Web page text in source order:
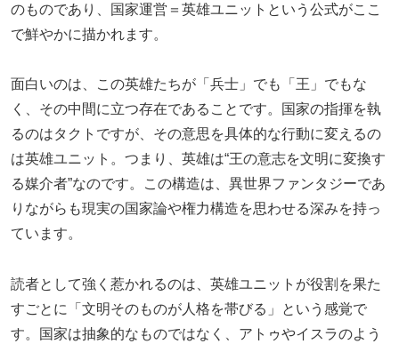
のものであり、国家運営＝英雄ユニットという公式がここ
で鮮やかに描かれます。
面白いのは、この英雄たちが「兵士」でも「王」でもな
く、その中間に立つ存在であることです。国家の指揮を執
るのはタクトですが、その意思を具体的な行動に変えるの
は英雄ユニット。つまり、英雄は“王の意志を文明に変換す
る媒介者”なのです。この構造は、異世界ファンタジーであ
りながらも現実の国家論や権力構造を思わせる深みを持っ
ています。
読者として強く惹かれるのは、英雄ユニットが役割を果た
すごとに「文明そのものが人格を帯びる」という感覚で
す。国家は抽象的なものではなく、アトゥやイスラのよう